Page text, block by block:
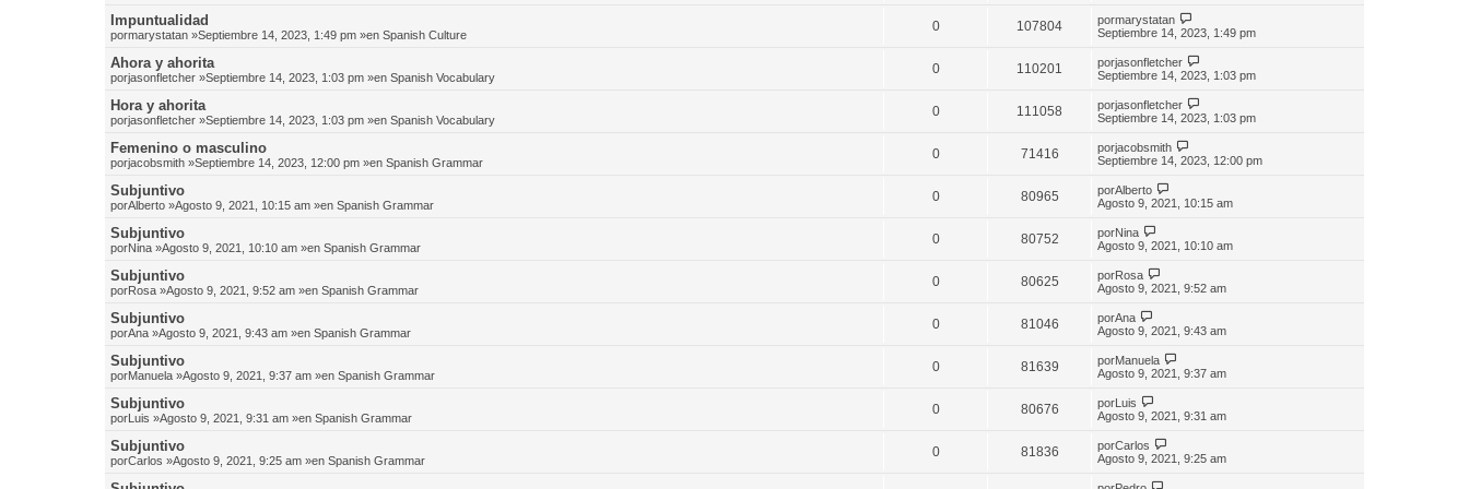
Impuntualidad
pormarystatan »Septiembre 14, 2023, 1:49 pm »en Spanish Culture
0 107804 pormarystatan
Septiembre 14, 2023, 1:49 pm
Ahora y ahorita
porjasonfletcher »Septiembre 14, 2023, 1:03 pm »en Spanish Vocabulary
0 110201 porjasonfletcher
Septiembre 14, 2023, 1:03 pm
Hora y ahorita
porjasonfletcher »Septiembre 14, 2023, 1:03 pm »en Spanish Vocabulary
0 111058 porjasonfletcher
Septiembre 14, 2023, 1:03 pm
Femenino o masculino
porjacobsmith »Septiembre 14, 2023, 12:00 pm »en Spanish Grammar
0 71416 porjacobsmith
Septiembre 14, 2023, 12:00 pm
Subjuntivo
porAlberto »Agosto 9, 2021, 10:15 am »en Spanish Grammar
0 80965 porAlberto
Agosto 9, 2021, 10:15 am
Subjuntivo
porNina »Agosto 9, 2021, 10:10 am »en Spanish Grammar
0 80752 porNina
Agosto 9, 2021, 10:10 am
Subjuntivo
porRosa »Agosto 9, 2021, 9:52 am »en Spanish Grammar
0 80625 porRosa
Agosto 9, 2021, 9:52 am
Subjuntivo
porAna »Agosto 9, 2021, 9:43 am »en Spanish Grammar
0 81046 porAna
Agosto 9, 2021, 9:43 am
Subjuntivo
porManuela »Agosto 9, 2021, 9:37 am »en Spanish Grammar
0 81639 porManuela
Agosto 9, 2021, 9:37 am
Subjuntivo
porLuis »Agosto 9, 2021, 9:31 am »en Spanish Grammar
0 80676 porLuis
Agosto 9, 2021, 9:31 am
Subjuntivo
porCarlos »Agosto 9, 2021, 9:25 am »en Spanish Grammar
0 81836 porCarlos
Agosto 9, 2021, 9:25 am